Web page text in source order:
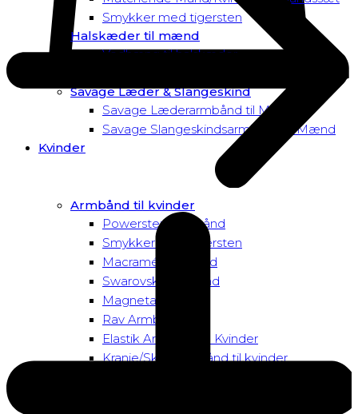
Smykker med tigersten
Halskæder til mænd
Vedhæng til halskæder
Savage Læder & Slangeskind
Savage Læderarmbånd til Mænd
Savage Slangeskindsarmbånd til Mænd
Kvinder
Armbånd til kvinder
Powersten Armbånd
Smykker med tigersten
Macramé Armbånd
Swarovski Armbånd
Magnetarmbånd
Rav Armbånd
Elastik Armbånd til Kvinder
Kranie/Skull Armbånd til kvinder